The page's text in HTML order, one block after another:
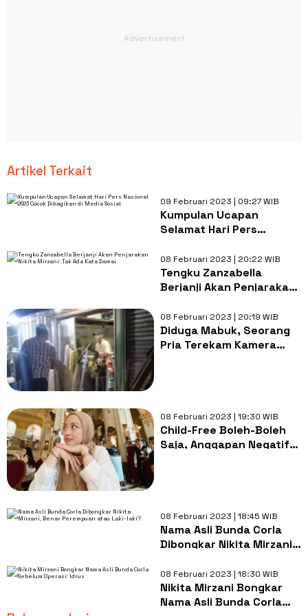
Artikel Terkait
09 Februari 2023 | 09:27 WIB
Kumpulan Ucapan
Selamat Hari Pers
Dibagikan di Media Sosial
08 Februari 2023 | 20:22 WIB
Tengku Zanzabella
Berjanji Akan Penjarakan
Kata Damai
08 Februari 2023 | 20:19 WIB
Diduga Mabuk, Seorang
Pria Terekam Kamera
08 Februari 2023 | 19:30 WIB
Child-Free Boleh-Boleh
Saja, Anggapan Negatif
08 Februari 2023 | 18:45 WIB
Nama Asli Bunda Corla
Dibongkar Nikita Mirzani,
Laki-laki?
08 Februari 2023 | 18:30 WIB
Nikita Mirzani Bongkar
Nama Asli Bunda Corla